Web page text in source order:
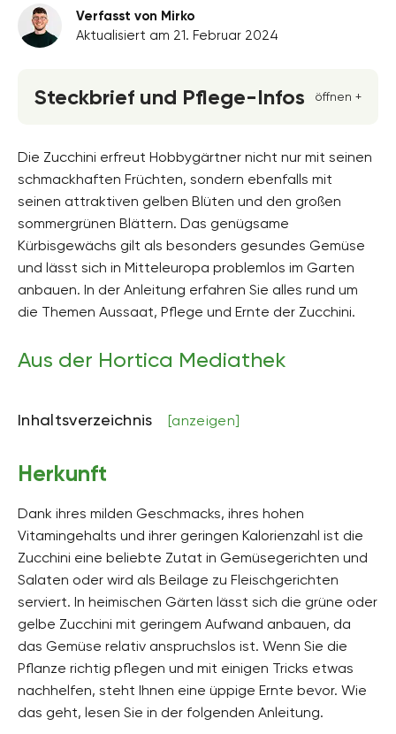
Verfasst von Mirko
Aktualisiert am 21. Februar 2024
Steckbrief und Pflege-Infos öffnen +
gelb
Standort
Sonnig
Blütezeit
Juni, Juli, August, September
Wuchsform
flachwüchsig, Kriechend
sehr feucht
neutral
k.A.
humusreich
Giftig
Pflanzenfamilien
Kürbisgewächse, Cucurbitaceae
Balkonpflanzen, Fruchtgemüse, Gartenpflanzen,
Kübelpflanzen, Nutzpflanzen
Die Zucchini erfreut Hobbygärtner nicht nur mit seinen
schmackhaften Früchten, sondern ebenfalls mit
seinen attraktiven gelben Blüten und den großen
sommergrünen Blättern. Das genügsame
Kürbisgewächs gilt als besonders gesundes Gemüse
und lässt sich in Mitteleuropa problemlos im Garten
anbauen. In der Anleitung erfahren Sie alles rund um
die Themen Aussaat, Pflege und Ernte der Zucchini.
Aus der Hortica Mediathek
Inhaltsverzeichnis [anzeigen]
Herkunft
Dank ihres milden Geschmacks, ihres hohen
Vitamingehalts und ihrer geringen Kalorienzahl ist die
Zucchini eine beliebte Zutat in Gemüsegerichten und
Salaten oder wird als Beilage zu Fleischgerichten
serviert. In heimischen Gärten lässt sich die grüne oder
gelbe Zucchini mit geringem Aufwand anbauen, da
das Gemüse relativ anspruchslos ist. Wenn Sie die
Pflanze richtig pflegen und mit einigen Tricks etwas
nachhelfen, steht Ihnen eine üppige Ernte bevor. Wie
das geht, lesen Sie in der folgenden Anleitung.